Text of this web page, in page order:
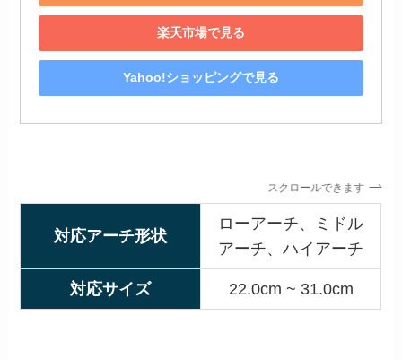
楽天市場で見る
Yahoo!ショッピングで見る
スクロールできます
対応アーチ形状
ローアーチ、ミドル
アーチ、ハイアーチ
対応サイズ 22.0cm ~ 31.0cm